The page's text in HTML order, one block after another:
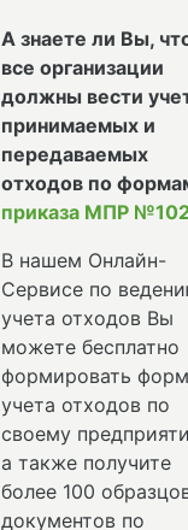
А знаете ли Вы,
все организации
должны вести
принимаемых и
передаваемых
отходов по
приказа МПР
В нашем Онлайн-
Сервисе по
учета отходов Вы
можете бесплатно
формировать
учета отходов по
своему
а также получите
более 100
документов по